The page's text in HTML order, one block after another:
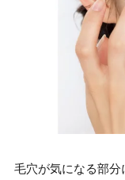
毛穴が気になる部